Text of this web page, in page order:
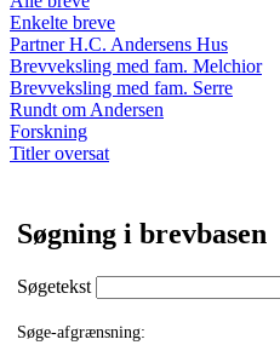
Enkelte breve
Partner H.C. Andersens Hus
Brevveksling med fam. Melchior
Brevveksling med fam. Serre
Rundt om Andersen
Forskning
Titler oversat
Søgning i brevbasen
Søgetekst
Søge-afgrænsning: